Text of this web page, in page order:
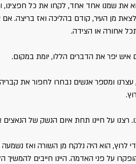
את שמנו אחד אחד, לקחו את כל חפצינו,
לצאת מן העיר, קודם בהליכה ואז בריצה.
אחורה או הצידה.
איש יפר את הדברים הללו, יומת במקום.
עצרנו ומספר אנשים נבחרו לחפור את
רצנו על חיינו תחת איום הנשק של
לרוץ, הוא היה נלקח מן השורה ואז
על פני האדמה. היינו חייבים להמשיך